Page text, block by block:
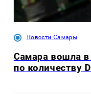
Новости Самары
Самара вошла
по количеству